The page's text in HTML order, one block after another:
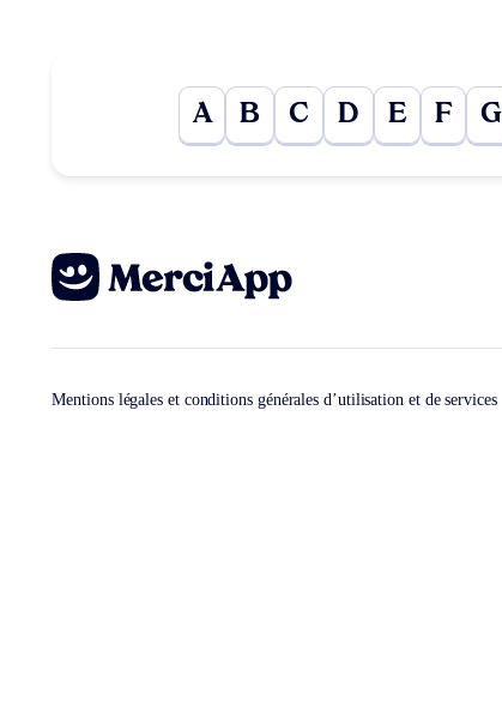
A B C D E F G
Mentions légales et conditions générales d’utilisation et de services